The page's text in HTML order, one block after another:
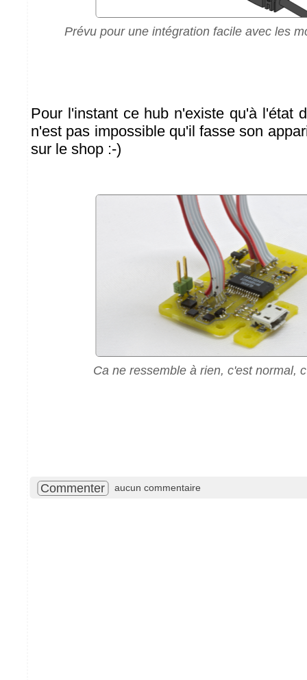
Prévu pour une intégration facile avec les
Pour l'instant ce hub n'existe qu'à l'état
n'est pas impossible qu'il fasse son
sur le shop :-)
Ca ne ressemble à rien, c'est normal,
Commenter aucun commentaire